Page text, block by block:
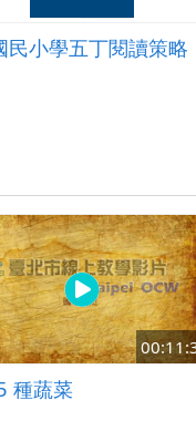
民小學五丁閱讀策略
種蔬菜